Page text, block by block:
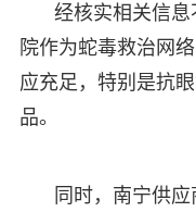
经核实相关信
院作为蛇毒救治网
应充足，特别是抗
品。
同时，南宁供